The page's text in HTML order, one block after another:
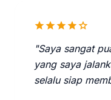
starstarstarstarstar
"Saya sangat
yang saya
selalu siap